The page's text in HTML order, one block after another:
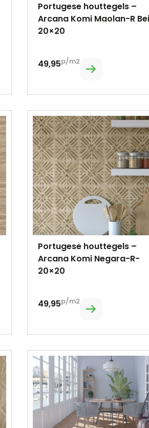
Portugese houttegels –
Arcana Komi Maolan-R
20×20
49,95p/m2
Portugese houttegels –
Arcana Komi Negara-R-
20×20
49,95p/m2